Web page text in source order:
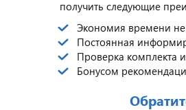
получить следующие
Экономия времени не
Постоянная
Проверка комплекта
Бонусом